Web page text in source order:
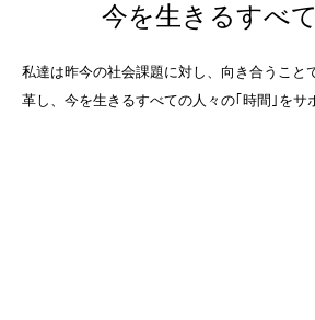
今を生きるすべ
私達は昨今の社会課題に対し、向き合うこ
革し、今を生きるすべての人々の｢時間｣をサ